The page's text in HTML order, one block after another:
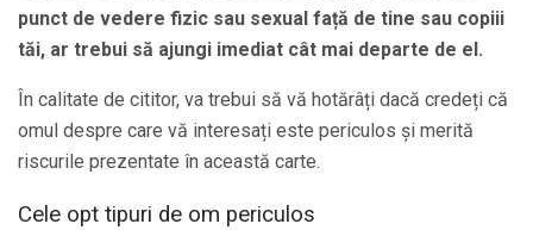
punct de vedere fizic sau sexual față de tine sau copiii
tăi, ar trebui să ajungi imediat cât mai departe de el.
În calitate de cititor, va trebui să vă hotărâți dacă credeți că
omul despre care vă interesați este periculos și merită
riscurile prezentate în această carte.
Cele opt tipuri de om periculos